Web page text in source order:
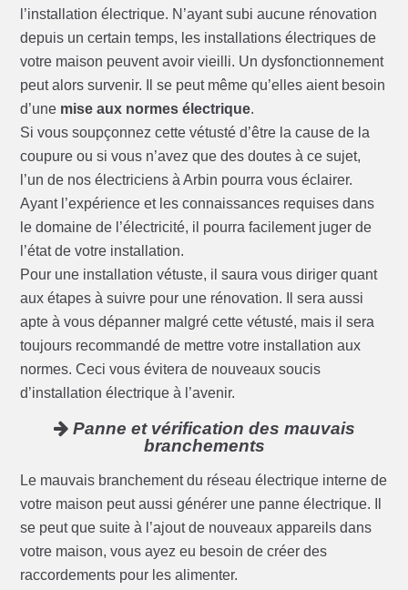
l’installation électrique. N’ayant subi aucune rénovation
depuis un certain temps, les installations électriques de
votre maison peuvent avoir vieilli. Un dysfonctionnement
peut alors survenir. Il se peut même qu’elles aient besoin
d’une mise aux normes électrique.
Si vous soupçonnez cette vétusté d’être la cause de la
coupure ou si vous n’avez que des doutes à ce sujet,
l’un de nos électriciens à Arbin pourra vous éclairer.
Ayant l’expérience et les connaissances requises dans
le domaine de l’électricité, il pourra facilement juger de
l’état de votre installation.
Pour une installation vétuste, il saura vous diriger quant
aux étapes à suivre pour une rénovation. Il sera aussi
apte à vous dépanner malgré cette vétusté, mais il sera
toujours recommandé de mettre votre installation aux
normes. Ceci vous évitera de nouveaux soucis
d’installation électrique à l’avenir.
Panne et vérification des mauvais
branchements
Le mauvais branchement du réseau électrique interne de
votre maison peut aussi générer une panne électrique. Il
se peut que suite à l’ajout de nouveaux appareils dans
votre maison, vous ayez eu besoin de créer des
raccordements pour les alimenter.